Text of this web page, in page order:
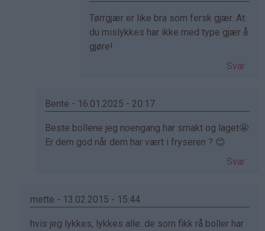
bekreftet)
Som
svar
på
bekreftet)
Tørrgjær er like bra som fersk gjær. At
du mislykkes har ikke med type gjær å
gjøre!
Svar
Bente - 16.01.2025 - 20:17
Som
svar
-
Beste bollene jeg noengang har smakt og laget🤩
Er dem god når dem har vært i fryseren ? 😊
Svar
mette - 13.02.2015 - 15:44
Som
hvis jeg lykkes, lykkes alle. de som fikk rå boller har